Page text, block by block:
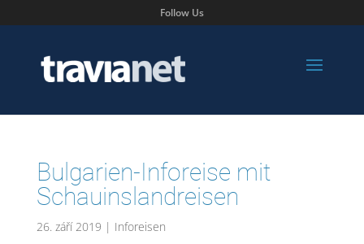
Follow Us
Bulgarien-Inforeise mit
Schauinslandreisen
26. září 2019 | Inforeisen